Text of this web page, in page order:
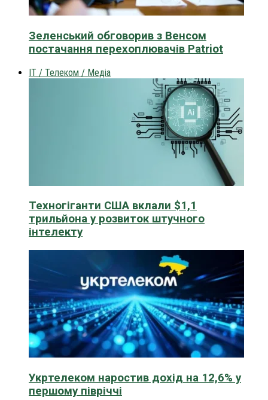
Зеленський обговорив з Венсом
постачання перехоплювачів Patriot
IT / Телеком / Медіа
Техногіганти США вклали $1,1
трильйона у розвиток штучного
інтелекту
Укртелеком наростив дохід на 12,6% у
першому півріччі